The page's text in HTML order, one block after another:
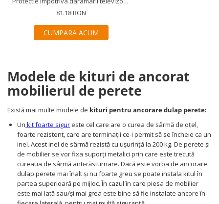
81.18 RON
CUMPARA ACUM
Modele de kituri de ancorat
mobilierul de perete
Există mai multe modele de kituri pentru ancorare dulap perete:
Un kit foarte sigureste cel care are o curea de sârmă de oțel,
foarte rezistent, care are terminații ce-i permit să se încheie ca un
inel. Acest inel de sârmă rezistă cu ușurință la 200 kg. De perete și
de mobilier se vor fixa suporți metalici prin care este trecută
cureaua de sârmă anti-răsturnare. Dacă este vorba de ancorare
dulap perete mai înalt și nu foarte greu se poate instala kitul în
partea superioară pe mijloc. În cazul în care piesa de mobilier
este mai lată sau/și mai grea este bine să fie instalate ancore în